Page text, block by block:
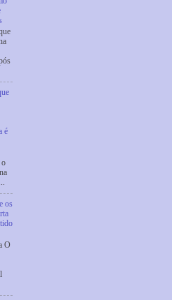
é
o
os
O